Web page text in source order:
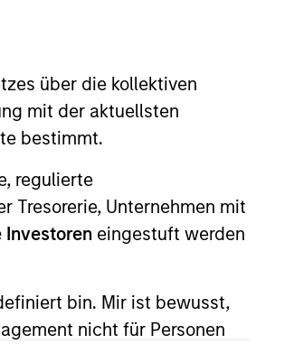
über die kollektiven
mit der aktuellsten
bestimmt.
regulierte
Tresorerie, Unternehmen mit
eingestuft werden
bin. Mir ist bewusst,
nicht für Personen